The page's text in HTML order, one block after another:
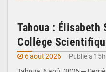
Tahoua :
Collège
6 août 2026
Publié à